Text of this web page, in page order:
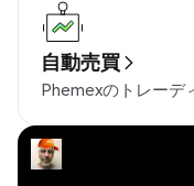
自動売買
Phemexのトレーデ